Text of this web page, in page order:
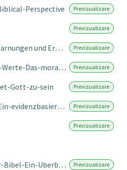
Perspective
Previzualizare
Previzualizare
Der Hebräerbrief: Warnungen und Ermutigungen Previzualizare
Judisch-Christliche-Werte-Das-moralische-Fundament-der-westlichen-Zivilisation Previzualizare
Gott-zu-sein Previzualizare
Glaube-verstehen-Ein-evidenzbasierter-Ansatz-zum-Verstandnis-religioser-Anspruche Previzualizare
Previzualizare
Satan-Teufel-in-der-Bibel-Ein-Uberblick-aus-biblischer-Sicht
Previzualizare